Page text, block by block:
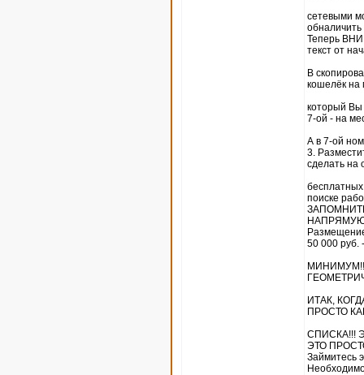
сетевыми
обналичить
Теперь
текст от
В
кошелёк на
который Вы
7-ой - на
А в 7-ой
3.
сделать на
поиске
50 000 руб.
ИТАК,
ПРОСТО
СПИСКА!!!
ЭТО
Займитесь